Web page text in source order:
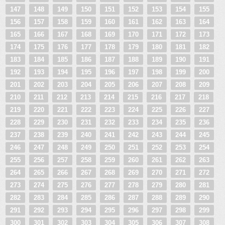
147
148 149 150 151 152 153 154
155
156
157 158 159 160 161 162 163
164
165
166 167 168 169 170 171 172
173
174
175 176 177 178 179 180 181
182
183
184 185 186 187 188 189 190
191
192
193 194 195 196 197 198 199
200
201
202 203 204 205 206 207 208
209
210
211 212 213 214 215 216 217
218
219
220 221 222 223 224 225 226
227
228
229 230 231 232 233 234 235
236
237
238 239 240 241 242 243 244
245
246
247 248 249 250 251 252 253
254
255
256 257 258 259 260 261 262
263
264
265 266 267 268 269 270 271
272
273
274 275 276 277 278 279 280
281
282
283 284 285 286 287 288 289
290
291
292 293 294 295 296 297 298
299
300
301 302 303 304 305 306 307 308